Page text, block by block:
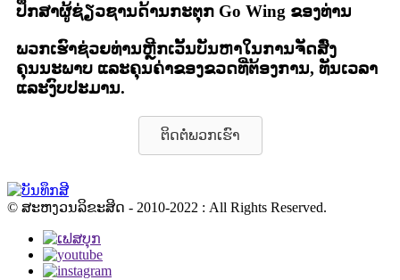
ປຶກສາຜູ້ຊ່ຽວຊານດ້ານກະຕຸກ Go Wing ຂອງທ່ານ
ພວກເຮົາຊ່ວຍທ່ານຫຼີກເວັ້ນບັນຫາໃນການຈັດສົ່ງ
ຄຸນນະພາບ ແລະຄຸນຄ່າຂອງຂວດທີ່ຕ້ອງການ, ທັນເວລາ
ແລະງົບປະມານ.
ຕິດ​ຕໍ່​ພວກ​ເຮົາ
© ສະຫງວນລິຂະສິດ - 2010-2022 : All Rights Reserved.